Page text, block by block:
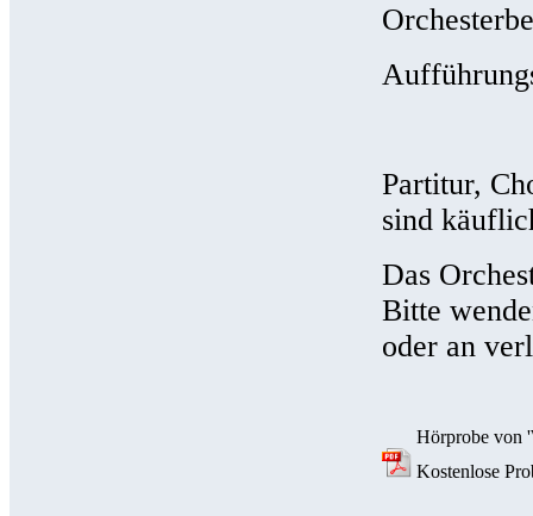
Partitur,
sind
Das
Bitte
oder an
Hörprobe von
Kostenlose